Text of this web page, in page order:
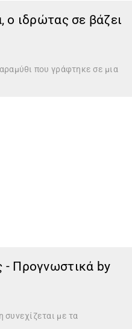
ο ιδρώτας σε βάζει
που γράφτηκε σε μια
- Προγνωστικά by
με τα